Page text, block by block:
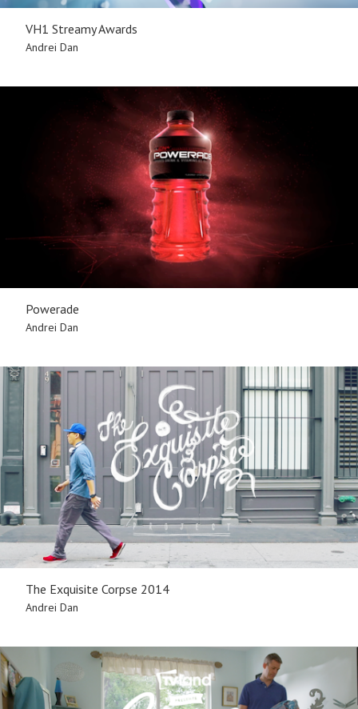
VH1 Streamy Awards
Andrei Dan
Powerade
Andrei Dan
The Exquisite Corpse 2014
Andrei Dan